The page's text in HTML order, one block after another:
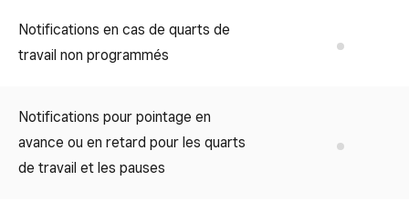
Notifications en cas de quarts de
travail non programmés
No
Notifications pour pointage en
avance ou en retard pour les quarts
de travail et les pauses
No